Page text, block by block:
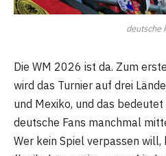
deutsche
Die WM 2026 ist da. Zum
wird das Turnier auf drei
und Mexiko, und das
deutsche Fans manchmal
Wer kein Spiel verpassen will,